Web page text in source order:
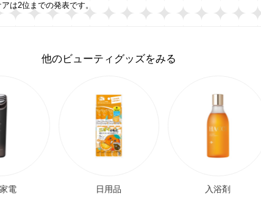
は2位までの発表です。
他のビューティグッズをみる
品 入浴剤 美容グッズ